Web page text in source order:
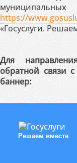
https://
«Госуслуги.
Для
обратной связи
баннер:
Решаем вместе